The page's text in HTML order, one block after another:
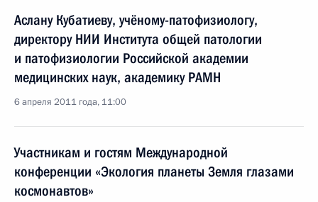
Аслану Кубатиеву, учёному-патофизиологу,
директору НИИ Института общей патологии
и патофизиологии Российской академии
медицинских наук, академику РАМН
6 апреля 2011 года, 11:00
Участникам и гостям Международной
конференции «Экология планеты Земля глазами
космонавтов»